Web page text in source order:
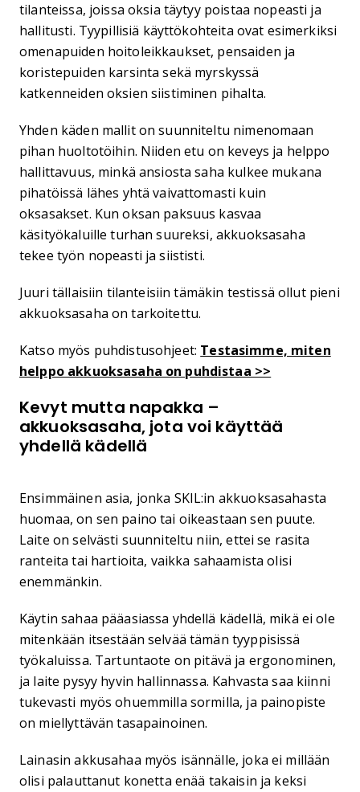
tilanteissa, joissa oksia täytyy poistaa nopeasti ja
hallitusti. Tyypillisiä käyttökohteita ovat esimerkiksi
omenapuiden hoitoleikkaukset, pensaiden ja
koristepuiden karsinta sekä myrskyssä
katkenneiden oksien siistiminen pihalta.
Yhden käden mallit on suunniteltu nimenomaan
pihan huoltotöihin. Niiden etu on keveys ja helppo
hallittavuus, minkä ansiosta saha kulkee mukana
pihatöissä lähes yhtä vaivattomasti kuin
oksasakset. Kun oksan paksuus kasvaa
käsityökaluille turhan suureksi, akkuoksasaha
tekee työn nopeasti ja siististi.
Juuri tällaisiin tilanteisiin tämäkin testissä ollut pieni
akkuoksasaha on tarkoitettu.
Katso myös puhdistusohjeet: Testasimme, miten
helppo akkuoksasaha on puhdistaa >>
Kevyt mutta napakka –
akkuoksasaha, jota voi käyttää
yhdellä kädellä
Ensimmäinen asia, jonka SKIL:in akkuoksasahasta
huomaa, on sen paino tai oikeastaan sen puute.
Laite on selvästi suunniteltu niin, ettei se rasita
ranteita tai hartioita, vaikka sahaamista olisi
enemmänkin.
Käytin sahaa pääasiassa yhdellä kädellä, mikä ei ole
mitenkään itsestään selvää tämän tyyppisissä
työkaluissa. Tartuntaote on pitävä ja ergonominen,
ja laite pysyy hyvin hallinnassa. Kahvasta saa kiinni
tukevasti myös ohuemmilla sormilla, ja painopiste
on miellyttävän tasapainoinen.
Lainasin akkusahaa myös isännälle, joka ei millään
olisi palauttanut konetta enää takaisin ja keksi